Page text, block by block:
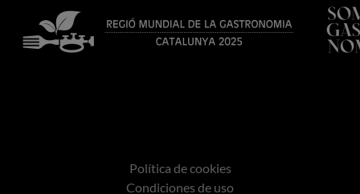
Política de cookies
Condiciones de uso